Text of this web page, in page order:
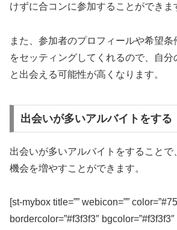
けずに合コンに参加する ことができま
また、参加者のプロフィールや希望
をセッティングしてくれるので、自
と出会える可能性が高くなります。
出会いが多いアルバイトをする
出会いが多いアルバイトをすること
機会を増やすことができます。
[st-mybox title=”” webicon=””
bordercolor=”#f3f3f3″